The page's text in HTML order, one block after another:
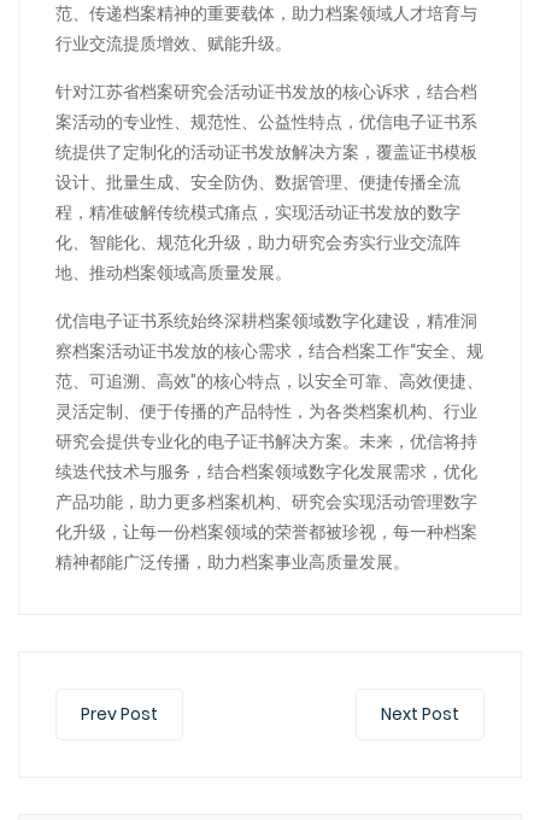
范、传递档案精神的重要载体，助力档案领域人才培育与
行业交流提质增效、赋能升级。​
针对江苏省档案研究会活动证书发放的核心诉求，结合档
案活动的专业性、规范性、公益性特点，优信电子证书系
统提供了定制化的活动证书发放解决方案，覆盖证书模板
设计、批量生成、安全防伪、数据管理、便捷传播全流
程，精准破解传统模式痛点，实现活动证书发放的数字
化、智能化、规范化升级，助力研究会夯实行业交流阵
地、推动档案领域高质量发展。
优信电子证书系统始终深耕档案领域数字化建设，精准洞
察档案活动证书发放的核心需求，结合档案工作“安全、规
范、可追溯、高效”的核心特点，以安全可靠、高效便捷、
灵活定制、便于传播的产品特性，为各类档案机构、行业
研究会提供专业化的电子证书解决方案。未来，优信将持
续迭代技术与服务，结合档案领域数字化发展需求，优化
产品功能，助力更多档案机构、研究会实现活动管理数字
化升级，让每一份档案领域的荣誉都被珍视，每一种档案
精神都能广泛传播，助力档案事业高质量发展。
Prev Post Next Post